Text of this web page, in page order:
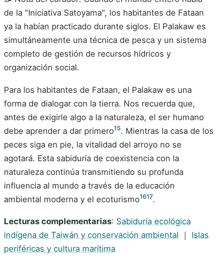
de la "Iniciativa Satoyama", los habitantes de Fataan
ya la habían practicado durante siglos. El Palakaw es
simultáneamente una técnica de pesca y un sistema
completo de gestión de recursos hídricos y
organización social.
Para los habitantes de Fataan, el Palakaw es una
forma de dialogar con la tierra. Nos recuerda que,
antes de exigirle algo a la naturaleza, el ser humano
debe aprender a dar primero15. Mientras la casa de los
peces siga en pie, la vitalidad del arroyo no se
agotará. Esta sabiduría de coexistencia con la
naturaleza continúa transmitiendo su profunda
influencia al mundo a través de la educación
ambiental moderna y el ecoturismo1617.
Lecturas complementarias: Sabiduría ecológica
indígena de Taiwán y conservación ambiental ｜ Islas
periféricas y cultura marítima